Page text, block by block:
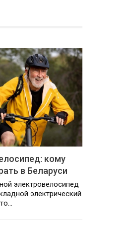
кому
в Беларуси
электровелосипед
электрический